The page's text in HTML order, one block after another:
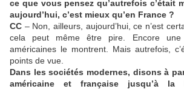
ce que vous pensez qu’autrefois c’était
aujourd’hui, c’est mieux qu’en France ?
CC – Non, ailleurs, aujourd’hui, ce n’est
cela peut même être pire. Encore
américaines le montrent. Mais autrefois,
points de vue.
Dans les sociétés modernes, disons à
américaine et française jusqu’à la